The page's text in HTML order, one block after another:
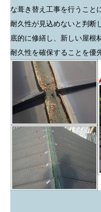
な葺き替え工事を行うこと
耐久性が見込めないと判断
底的に修繕し、新しい屋根
耐久性を確保することを優